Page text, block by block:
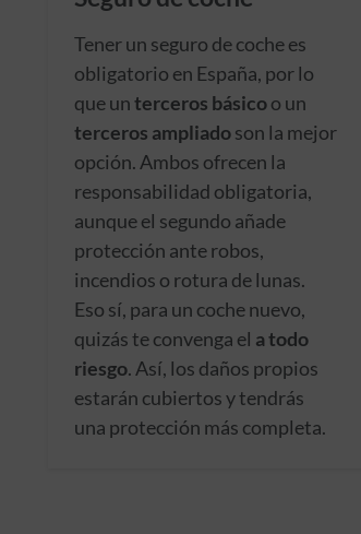
Tener un seguro de coche es
obligatorio en España, por lo
que unterceros básicoo un
terceros ampliadoson la mejor
opción. Ambos ofrecen la
responsabilidad obligatoria,
aunque el segundo añade
protección ante robos,
incendios o rotura de lunas.
Eso sí, para un coche nuevo,
quizás te convenga el a todo
riesgo. Así, los daños propios
estarán cubiertos y tendrás
una protección más completa.